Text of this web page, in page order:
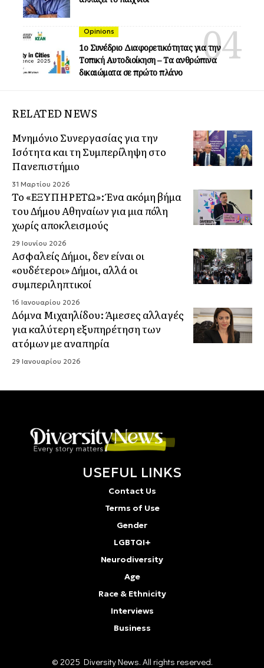
Opinions
1ο Συνέδριο Διαφορετικότητας για την
Τοπική Αυτοδιοίκηση – Τα ανθρώπινα
δικαιώματα σε πρώτο πλάνο
RELATED NEWS
Μνημόνιο Συνεργασίας για την
Ισότητα και τη Συμπερίληψη στο
Πανεπιστήμιο
31 Μαρτίου 2026
Το «ΕΞΥΠΗΡΕΤΩ»: Ένα ακόμη βήμα
του Δήμου Αθηναίων για μια πόλη
χωρίς αποκλεισμούς
29 Ιουνίου 2026
Ασφαλείς Δήμοι, δεν είναι οι
«ουδέτεροι» Δήμοι, αλλά οι
συμπεριληπτικοί
16 Ιανουαρίου 2026
Δόμνα Μιχαηλίδου: Άμεσες αλλαγές
για καλύτερη εξυπηρέτηση των
ατόμων με αναπηρία
29 Ιανουαρίου 2026
USEFUL LINKS
Contact Us
Terms of Use
Gender
LGBTQI+
Neurodiversity
Age
Race & Ethnicity
Interviews
Business
© 2025 Diversity Νews. All rights reserved.